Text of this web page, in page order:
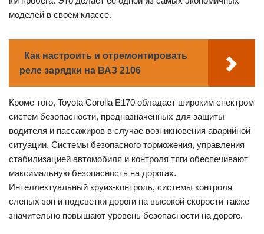
моделей в своем классе.
Как настроить и отремонтировать
реле зарядки на ВАЗ 2106
Кроме того, Toyota Corolla E170 обладает широким спектром
систем безопасности, предназначенных для защиты
водителя и пассажиров в случае возникновения аварийной
ситуации. Системы безопасного торможения, управления
стабилизацией автомобиля и контроля тяги обеспечивают
максимальную безопасность на дорогах.
Интеллектуальный круиз-контроль, системы контроля
слепых зон и подсветки дороги на высокой скорости также
значительно повышают уровень безопасности на дороге.